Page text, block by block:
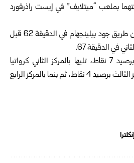
بملعب “ميتلايف” في إيست راذرفورد
وافتتحت إنكلترا التسجيل عن طريق جود بيلينجهام في الدقيقة 62 قبل
في الدقيقة 67.‏
وتصدرت إنكلترا مجموعها برصيد 7 نقاط، تليها بالمركز الثاني كرواتيا
‏برصيد 6 نقاط، ثم غانا بالمركز الثالث برصيد 4 نقاط، ثم بنما بالمركز ‏الرابع